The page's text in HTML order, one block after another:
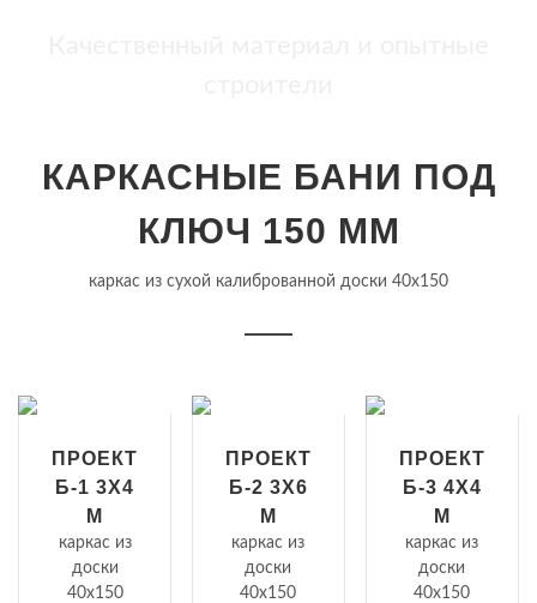
КАРКАСНЫЕ БАНИ ПОД
КЛЮЧ 150 ММ
каркас из сухой калиброванной доски 40х150
ПРОЕКТ
Б-1 3Х4
М
каркас из
доски
40х150
ПРОЕКТ
Б-2 3Х6
М
каркас из
доски
40х150
ПРОЕКТ
Б-3 4Х4
М
каркас из
доски
40х150